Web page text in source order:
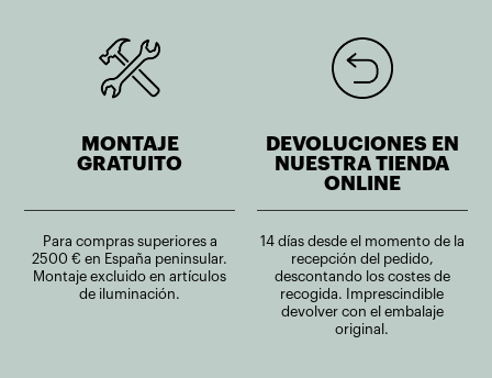
MONTAJE
GRATUITO
Para compras superiores a
2500 € en España peninsular.
Montaje excluido en artículos
de iluminación.
DEVOLUCIONES EN
NUESTRA TIENDA
ONLINE
14 días desde el momento de la
recepción del pedido,
descontando los costes de
recogida. Imprescindible
devolver con el embalaje
original.